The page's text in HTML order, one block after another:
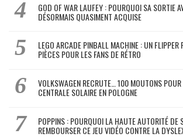
GOD OF WAR LAUFEY : POURQUOI SA SORTIE
DÉSORMAIS QUASIMENT ACQUISE
LEGO ARCADE PINBALL MACHINE : UN
PIÈCES POUR LES FANS DE RÉTRO
VOLKSWAGEN RECRUTE… 100 MOUTONS POUR
CENTRALE SOLAIRE EN POLOGNE
POPPINS : POURQUOI LA HAUTE AUTORITÉ DE
REMBOURSER CE JEU VIDÉO CONTRE LA